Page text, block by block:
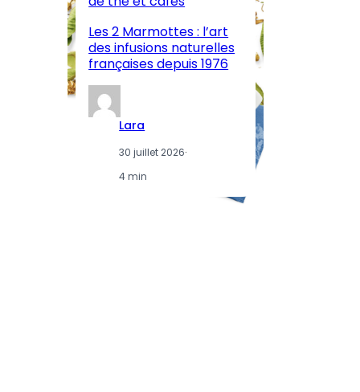
Les 2 Marmottes : l’art
des infusions naturelles
françaises depuis 1976
Lara
30 juillet 2026·
4 min